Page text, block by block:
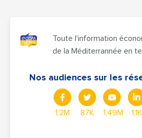
Toute l'information
de la Méditerrannée en
Nos audiences sur les
1,2M 87K 1,49M 1,1K